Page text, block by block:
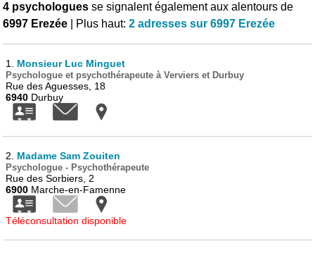
4 psychologues se signalent également aux alentours de
6997 Erezée | Plus haut:2 adresses sur 6997 Erezée
1. Monsieur Luc Minguet
Psychologue et psychothérapeute à Verviers et Durbuy
Rue des Aguesses, 18
6940 Durbuy
2. Madame Sam Zouiten
Psychologue - Psychothérapeute
Rue des Sorbiers, 2
6900 Marche-en-Famenne
Téléconsultation disponible